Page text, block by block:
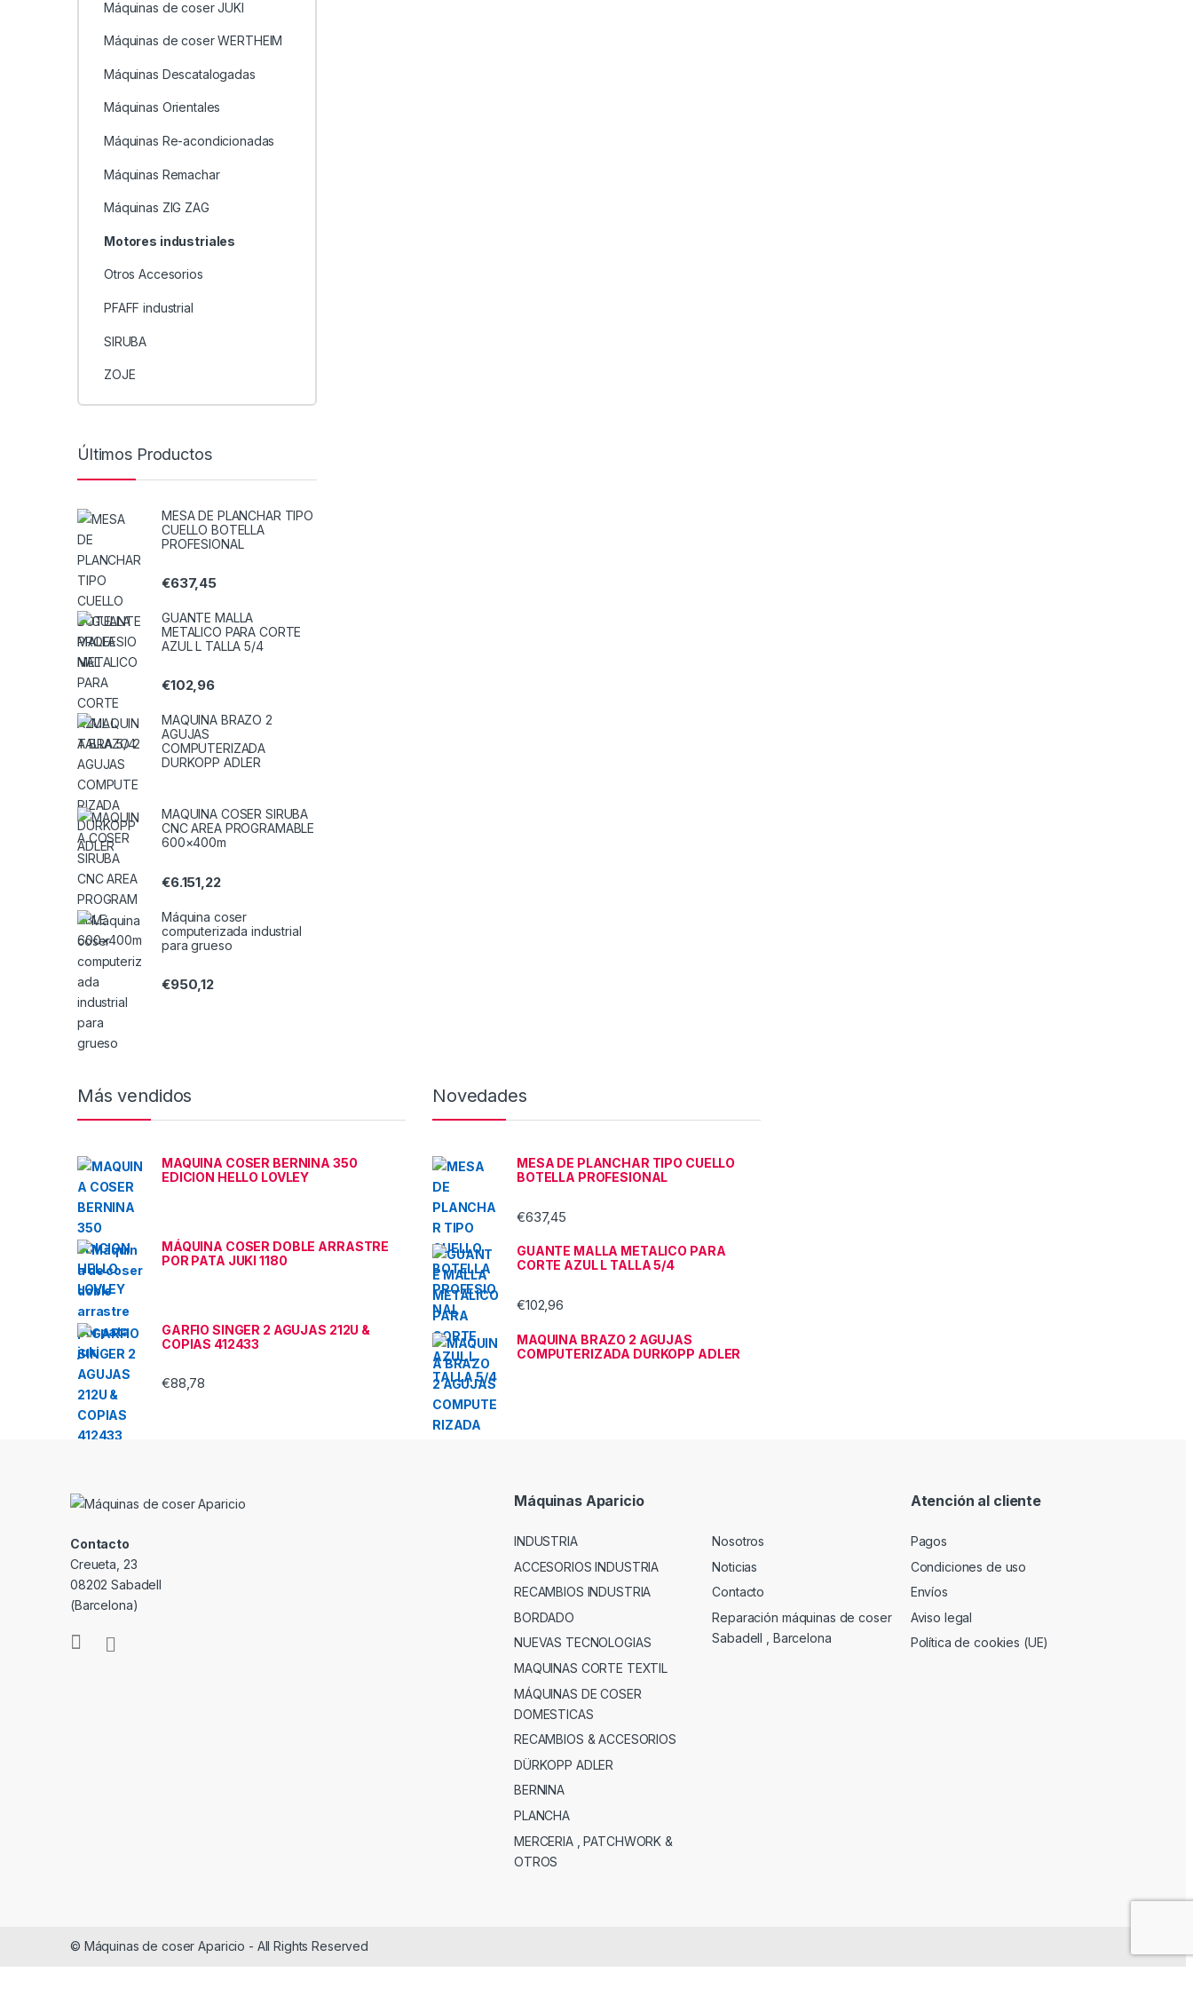
Máquinas de coser JUKI
Máquinas de coser WERTHEIM
Máquinas Descatalogadas
Máquinas Orientales
Máquinas Re-acondicionadas
Máquinas Remachar
Máquinas ZIG ZAG
Motores industriales
Otros Accesorios
PFAFF industrial
SIRUBA
ZOJE
Últimos Productos
MESA DE PLANCHAR TIPO
CUELLO BOTELLA
PROFESIONAL
€637,45
GUANTE MALLA
METALICO PARA CORTE
AZUL L TALLA 5/4
€102,96
MAQUINA BRAZO 2
AGUJAS
COMPUTERIZADA
DURKOPP ADLER
MAQUINA COSER SIRUBA
CNC AREA PROGRAMABLE
600×400m
€6.151,22
Máquina coser
computerizada industrial
para grueso
€950,12
Más vendidos
MAQUINA COSER BERNINA 350
EDICION HELLO LOVLEY
MÁQUINA COSER DOBLE ARRASTRE
POR PATA JUKI 1180
GARFIO SINGER 2 AGUJAS 212U &
COPIAS 412433
€88,78
Novedades
MESA DE PLANCHAR TIPO CUELLO
BOTELLA PROFESIONAL
€637,45
GUANTE MALLA METALICO PARA
CORTE AZUL L TALLA 5/4
€102,96
MAQUINA BRAZO 2 AGUJAS
COMPUTERIZADA DURKOPP ADLER
Contacto
Creueta, 23
08202 Sabadell
(Barcelona)
Máquinas Aparicio
INDUSTRIA
ACCESORIOS INDUSTRIA
RECAMBIOS INDUSTRIA
BORDADO
NUEVAS TECNOLOGIAS
MAQUINAS CORTE TEXTIL
MÁQUINAS DE COSER
DOMESTICAS
RECAMBIOS & ACCESORIOS
DÜRKOPP ADLER
BERNINA
PLANCHA
MERCERIA , PATCHWORK &
OTROS
Nosotros
Noticias
Contacto
Reparación máquinas de coser
Sabadell , Barcelona
Atención al cliente
Pagos
Condiciones de uso
Envíos
Aviso legal
Política de cookies (UE)
© Máquinas de coser Aparicio - All Rights Reserved